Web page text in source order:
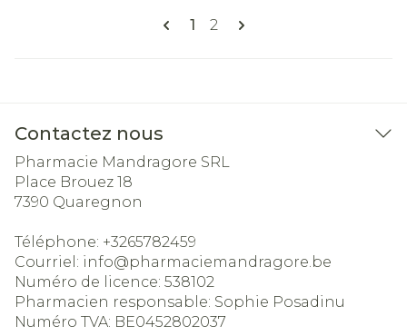
Pages
Vous lisez actuellement la
1 Page
2
Contactez nous
Pharmacie Mandragore SRL
Place Brouez 18
7390 Quaregnon
Téléphone: +3265782459
Courriel: info@pharmaciemandragore.be
Numéro de licence: 538102
Pharmacien responsable: Sophie Posadinu
Numéro TVA: BE0452802037